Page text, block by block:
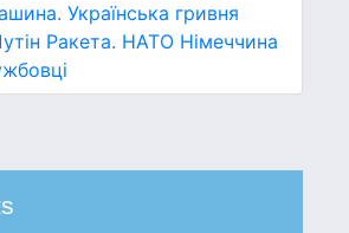
Українська гривня
Ракета. НАТО Німеччина